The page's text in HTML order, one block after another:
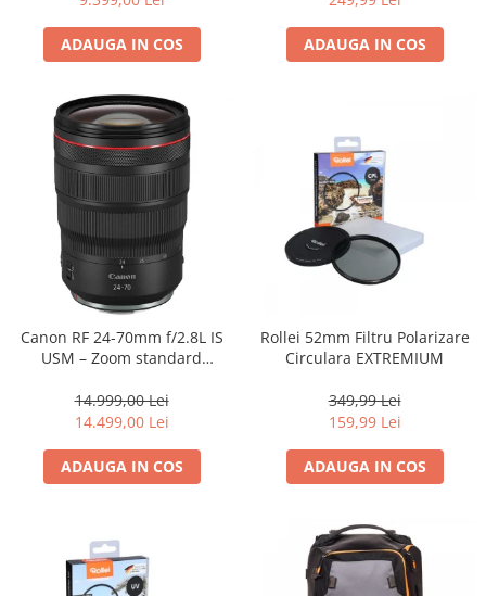
ADAUGA IN COS ADAUGA IN COS
Canon RF 24-70mm f/2.8L IS
USM – Zoom standard
14.999,00 Lei
14.499,00 Lei
ADAUGA IN COS
Rollei 52mm Filtru Polarizare
Circulara EXTREMIUM
349,99 Lei
159,99 Lei
ADAUGA IN COS